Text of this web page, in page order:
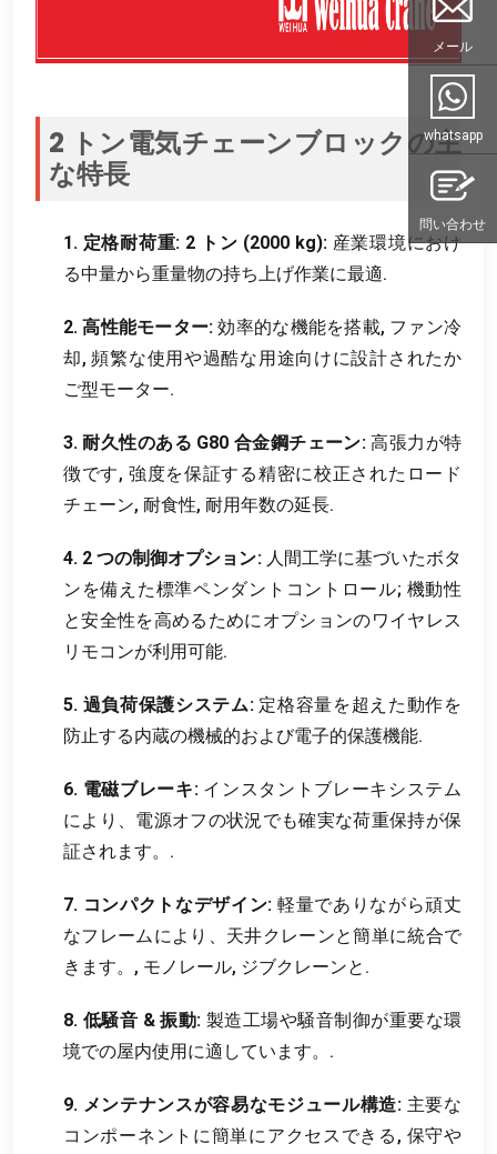
2 トン電気チェーンブロックの主
な特長
1. 定格耐荷重: 2 トン (2000 kg): 産業環境におけ
る中量から重量物の持ち上げ作業に最適.
2. 高性能モーター:効率的な機能を搭載, ファン冷
却, 頻繁な使用や過酷な用途向けに設計されたか
ご型モーター.
3. 耐久性のある G80 合金鋼チェーン:高張力が特
徴です, 強度を保証する精密に校正されたロード
チェーン, 耐食性, 耐用年数の延長.
4. 2 つの制御オプション: 人間工学に基づいたボタ
ンを備えた標準ペンダントコントロール; 機動性
と安全性を高めるためにオプションのワイヤレス
リモコンが利用可能.
5. 過負荷保護システム: 定格容量を超えた動作を
防止する内蔵の機械的および電子的保護機能.
6. 電磁ブレーキ: インスタントブレーキシステム
により、電源オフの状況でも確実な荷重保持が保
証されます。.
7. コンパクトなデザイン: 軽量でありながら頑丈
なフレームにより、天井クレーンと簡単に統合で
きます。, モノレール, ジブクレーンと.
8. 低騒音 & 振動: 製造工場や騒音制御が重要な環
境での屋内使用に適しています。.
9. メンテナンスが容易なモジュール構造: 主要な
コンポーネントに簡単にアクセスできる, 保守や
メール
whatsapp
問い合わせ